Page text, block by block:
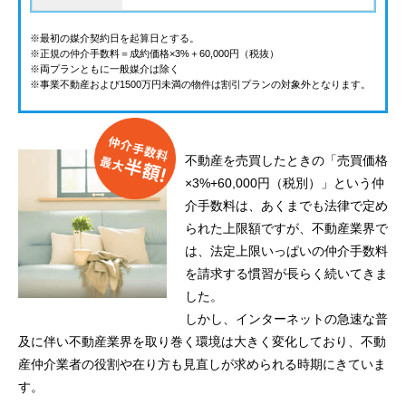
※最初の媒介契約日を起算日とする。
※正規の仲介手数料＝成約価格×3%＋60,000円（税抜）
※両プランともに一般媒介は除く
※事業不動産および1500万円未満の物件は割引プランの対象外となります。
不動産を売買したときの「売買価格
×3%+60,000円（税別）」という仲
介手数料は、あくまでも法律で定め
られた上限額ですが、不動産業界で
は、法定上限いっぱいの仲介手数料
を請求する慣習が長らく続いてきま
した。
しかし、インターネットの急速な普
及に伴い不動産業界を取り巻く環境は大きく変化しており、不動
産仲介業者の役割や在り方も見直しが求められる時期にきていま
す。